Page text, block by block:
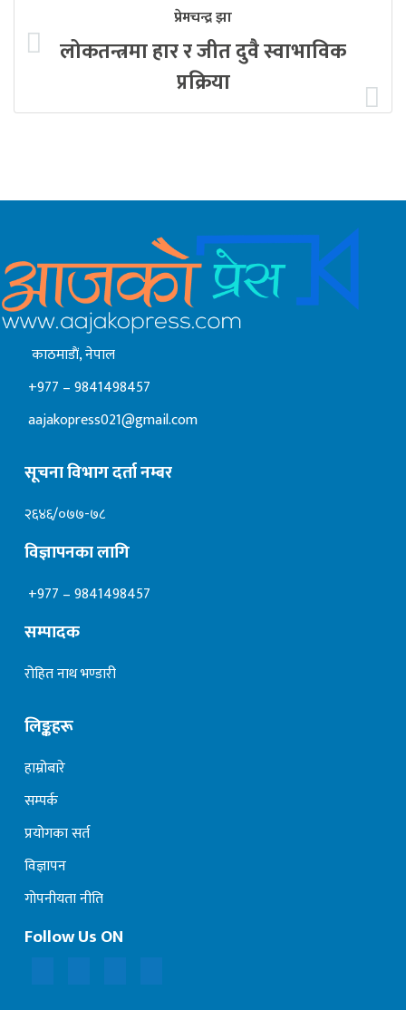
प्रेमचन्द्र झा
लोकतन्त्रमा हार र जीत दुवै स्वाभाविक
प्रक्रिया
काठमाडाैं, नेपाल
+977 – 9841498457
aajakopress021@gmail.com
सूचना विभाग दर्ता नम्बर
२६४६/०७७-७८
विज्ञापनका लागि
+977 – 9841498457
सम्पादक
रोहित नाथ भण्डारी
लिङ्कहरू
हाम्रोबारे
सम्पर्क
प्रयोगका सर्त
विज्ञापन
गोपनीयता नीति
Follow Us ON